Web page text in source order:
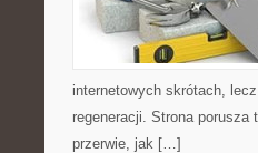
internetowych skrótach,
regeneracji. Strona porusza
przerwie, jak […]